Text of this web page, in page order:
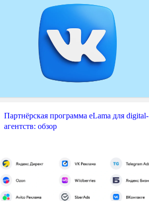
Партнёрская программа eLama для digital-
агентств: обзор